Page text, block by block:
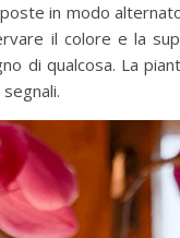
in modo
il colore e la
di qualcosa. La